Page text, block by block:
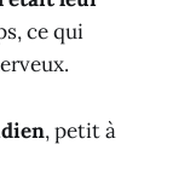
ce qui
, petit à